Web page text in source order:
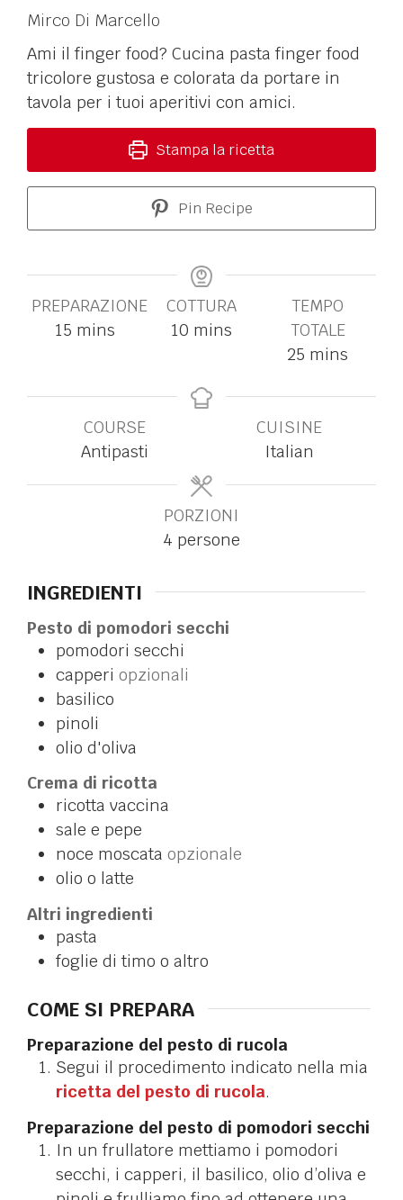
Mirco Di Marcello
Ami il finger food? Cucina pasta finger food
tricolore gustosa e colorata da portare in
tavola per i tuoi aperitivi con amici.
Stampa la ricetta
Pin Recipe
PREPARAZIONE
15 mins
COTTURA
10 mins
TEMPO
TOTALE
25 mins
COURSE
Antipasti
CUISINE
Italian
PORZIONI
4 persone
INGREDIENTI
Pesto di pomodori secchi
pomodori secchi
capperi opzionali
basilico
pinoli
olio d'oliva
Crema di ricotta
ricotta vaccina
sale e pepe
noce moscata opzionale
olio o latte
Altri ingredienti
pasta
foglie di timo o altro
COME SI PREPARA
Preparazione del pesto di rucola
Segui il procedimento indicato nella mia
ricetta del pesto di rucola.
Preparazione del pesto di pomodori secchi
In un frullatore mettiamo i pomodori
secchi, i capperi, il basilico, olio d’oliva e